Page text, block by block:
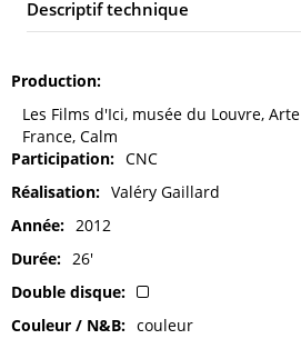
Descriptif technique
Production
Les Films d'Ici, musée du Louvre, Arte
France, Calm
Participation
CNC
Réalisation
Valéry Gaillard
Année
2012
Durée
26'
Double disque
Couleur / N&B
couleur